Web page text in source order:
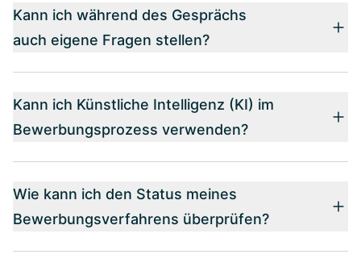
Kann ich während des Gesprächs
auch eigene Fragen stellen?
Kann ich Künstliche Intelligenz (KI) im
Bewerbungsprozess verwenden?
Wie kann ich den Status meines
Bewerbungsverfahrens überprüfen?